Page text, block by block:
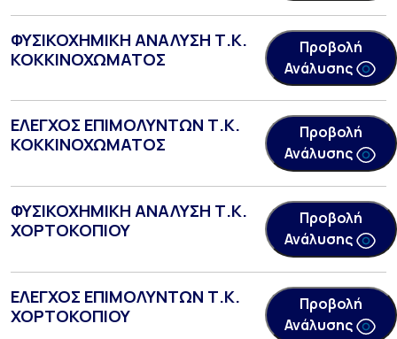
ΦΥΣΙΚΟΧΗΜΙΚΗ ΑΝΑΛΥΣΗ Τ.Κ.
ΚΟΚΚΙΝΟΧΩΜΑΤΟΣ
Προβολή
Ανάλυσης
ΕΛΕΓΧΟΣ ΕΠΙΜΟΛΥΝΤΩΝ Τ.Κ.
ΚΟΚΚΙΝΟΧΩΜΑΤΟΣ
Προβολή
Ανάλυσης
ΦΥΣΙΚΟΧΗΜΙΚΗ ΑΝΑΛΥΣΗ Τ.Κ.
ΧΟΡΤΟΚΟΠΙΟΥ
Προβολή
Ανάλυσης
ΕΛΕΓΧΟΣ ΕΠΙΜΟΛΥΝΤΩΝ Τ.Κ.
ΧΟΡΤΟΚΟΠΙΟΥ
Προβολή
Ανάλυσης